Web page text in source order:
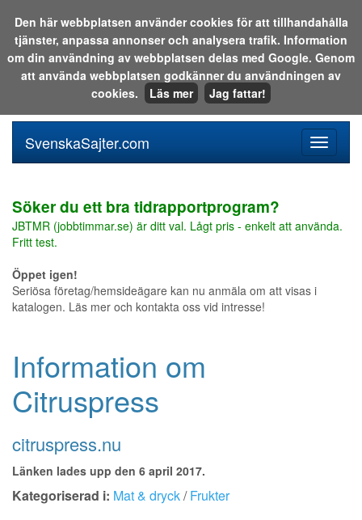
Sök i katalogen eller på webben:
meny
SvenskaSajter.com
Söker du ett bra tidrapportprogram?
JBTMR (jobbtimmar.se) är ditt val. Lågt pris - enkelt att använda.
Fritt test.
Öppet igen!
Seriösa företag/hemsideägare kan nu anmäla om att visas i
katalogen. Läs mer och kontakta oss vid intresse!
Information om
Citruspress
citruspress.nu
Länken lades upp den 6 april 2017.
Kategoriserad i: Mat & dryck/Frukter
Den här webbplatsen använder cookies för att tillhandahålla
tjänster, anpassa annonser och analysera trafik. Information
om din användning av webbplatsen delas med Google. Genom
att använda webbplatsen godkänner du användningen av
cookies.
Läs mer Jag fattar!